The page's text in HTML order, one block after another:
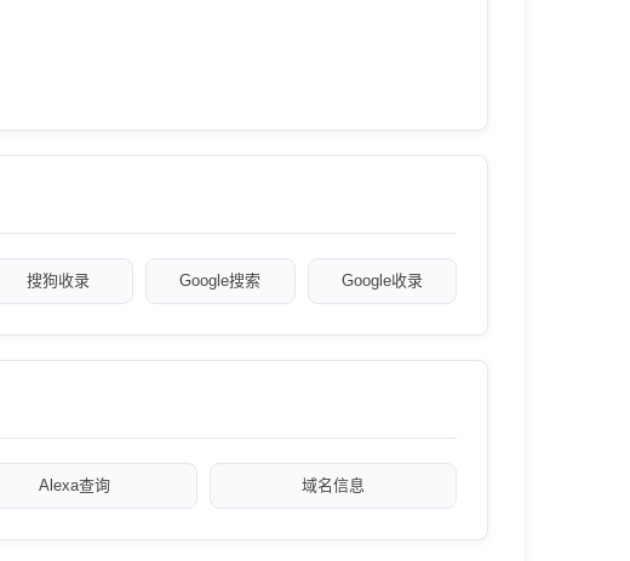
搜狗收录 Google搜索 Google收录
Alexa查询 域名信息